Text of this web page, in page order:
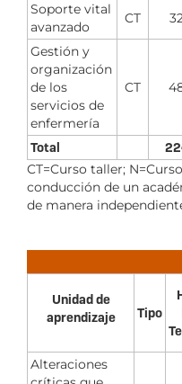
Soporte vital
avanzado
CT
Gestión y
organización
de los
servicios de
enfermería
CT
Total
CT=Curso taller;
conducción de un
de manera
Unidad de
aprendizaje
Tipo
Alteraciones